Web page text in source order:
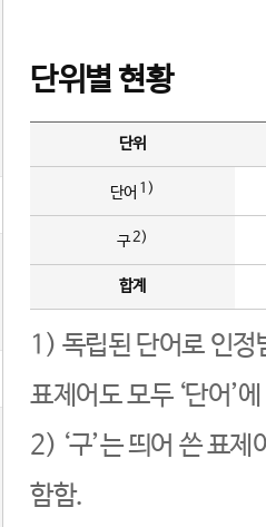
단위별 현황
단위
단어 1)
구2)
합계
1) 독립된 단어로 인정
표제어도 모두 ‘단어’
2) ‘구’는 띄어 쓴 표
함함.